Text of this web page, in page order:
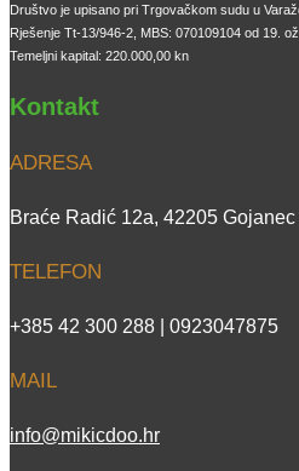
Društvo je upisano pri Trgovačkom sudu u
Rješenje Tt-13/946-2, MBS: 070109104 od 19.
Temeljni kapital: 220.000,00 kn
Kontakt
ADRESA
Braće Radić 12a, 42205 Gojanec
TELEFON
+385 42 300 288 | 0923047875
MAIL
info@mikicdoo.hr